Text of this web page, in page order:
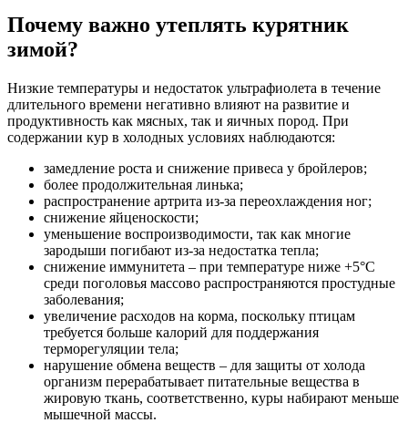
Почему важно утеплять курятник
зимой?
Низкие температуры и недостаток ультрафиолета в течение
длительного времени негативно влияют на развитие и
продуктивность как мясных, так и яичных пород. При
содержании кур в холодных условиях наблюдаются:
замедление роста и снижение привеса у бройлеров;
более продолжительная линька;
распространение артрита из-за переохлаждения ног;
снижение яйценоскости;
уменьшение воспроизводимости, так как многие
зародыши погибают из-за недостатка тепла;
снижение иммунитета – при температуре ниже +5°C
среди поголовья массово распространяются простудные
заболевания;
увеличение расходов на корма, поскольку птицам
требуется больше калорий для поддержания
терморегуляции тела;
нарушение обмена веществ – для защиты от холода
организм перерабатывает питательные вещества в
жировую ткань, соответственно, куры набирают меньше
мышечной массы.